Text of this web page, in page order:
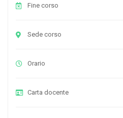
Fine corso
Sede corso
Orario
Carta docente